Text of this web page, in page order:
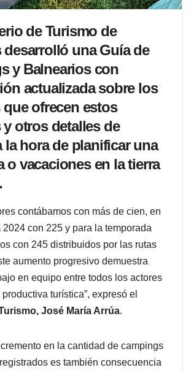
de Turismo de
desarrolló una Guía de
y Balnearios con
actualizada sobre los
ofrecen estos
otros detalles de
la hora de planificar una
o vacaciones en la tierra
contábamos con más de cien, en
2024 con 225 y para la temporada
con 245 distribuidos por las rutas
aumento progresivo demuestra
en equipo entre todos los actores
turística”, expresó el
José María Arrúa.
en la cantidad de campings
es también consecuencia